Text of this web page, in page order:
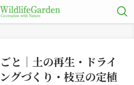
と｜土の再生・ドライ
グづくり・枝豆の定植